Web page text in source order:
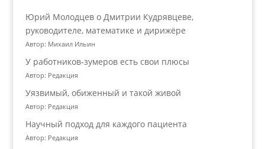
Юрий Молодцев о Дмитрии Кудрявцеве,
руководителе, математике и дирижёре
Автор: Михаил Ильин
У работников‑зумеров есть свои плюсы
Автор: Редакция
Уязвимый, обиженный и такой живой
Автор: Редакция
Научный подход для каждого пациента
Автор: Редакция